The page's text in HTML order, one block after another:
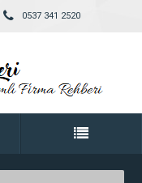
0537 341 2520